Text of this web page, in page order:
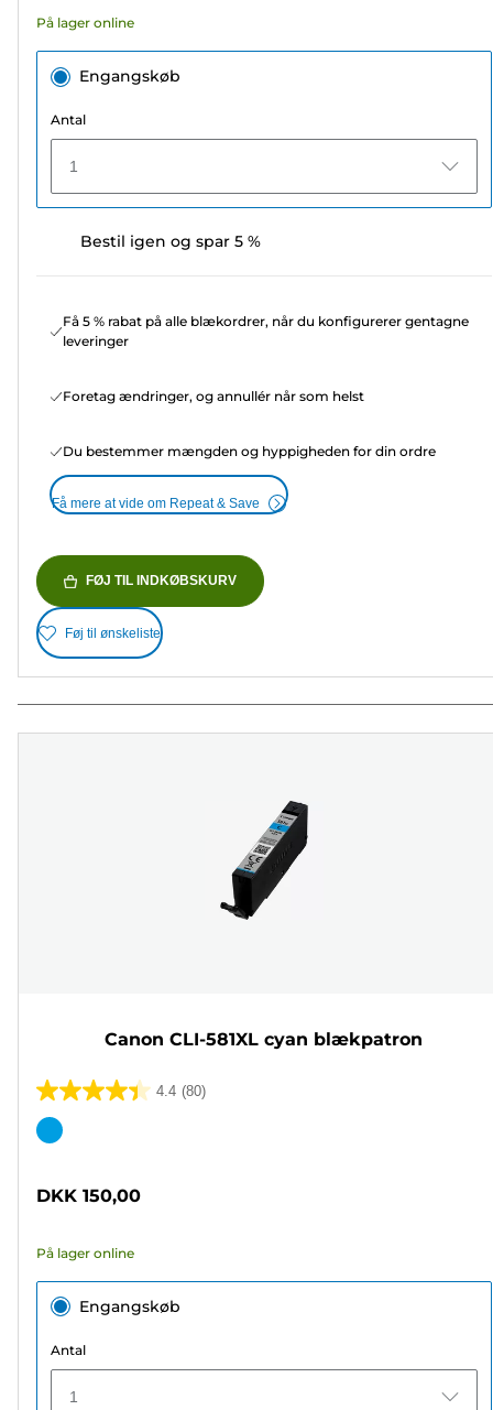
anmeldelser
På lager online
Engangskøb
Antal
1
Bestil igen og spar 5 %
Få 5 % rabat på alle blækordrer, når du konfigurerer gentagne
leveringer
Foretag ændringer, og annullér når som helst
Du bestemmer mængden og hyppigheden for din ordre
Få mere at vide om Repeat & Save
FØJ TIL INDKØBSKURV
Føj til ønskeliste
Canon CLI-581XL cyan blækpatron
4.4 (80)
4.4
ud
stjerner.
anmeldelser
Farvepatron
DKK 150,00
På lager online
Engangskøb
Antal
1